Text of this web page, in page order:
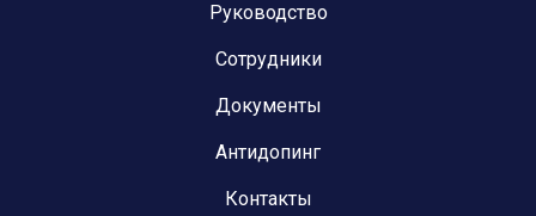
Руководство
Сотрудники
Документы
Антидопинг
Контакты